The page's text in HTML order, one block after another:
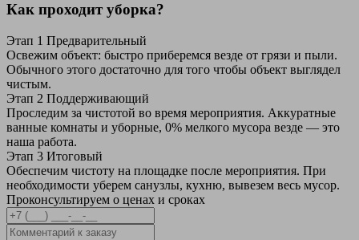
Как проходит уборка?
Этап 1 Предварительный
Освежим объект: быстро приберемся везде от грязи и пыли.
Обычного этого достаточно для того чтобы объект выглядел
чистым.
Этап 2 Поддерживающий
Проследим за чистотой во время мероприятия. Аккуратные
ванные комнаты и уборные, 0% мелкого мусора везде — это
наша работа.
Этап 3 Итоговый
Обеспечим чистоту на площадке после мероприятия. При
необходимости уберем санузлы, кухню, вывезем весь мусор.
Проконсультируем о ценах и сроках